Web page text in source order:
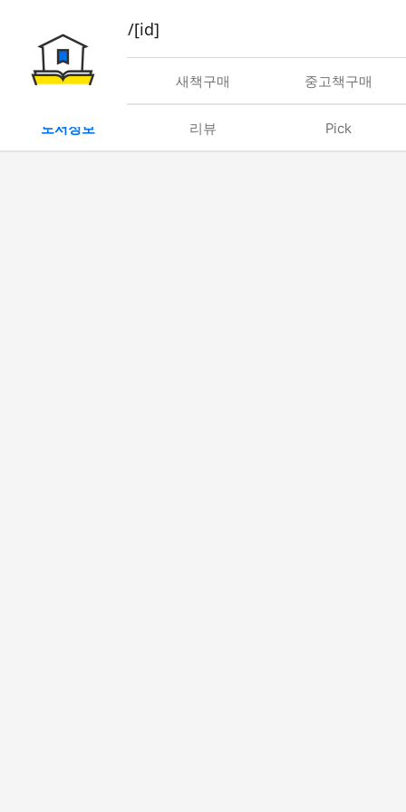
book/rent/[id]
대여 새책구매 중고책구매
도서정보 리뷰 Pick